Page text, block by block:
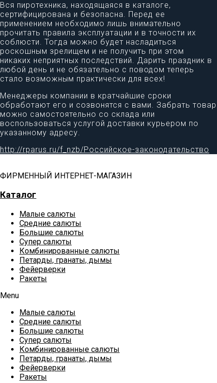
Вся пиротехника, находящаяся в каталоге,
сертифицирована и безопасна. Перед ее
применением необходимо лишь внимательно
прочитать правила эксплуатации и в точности их
соблюсти. Тогда можно будет насладиться
роскошным зрелищем и не получить при этом
никаких неприятных последствий. Дарить праздник в
любой день и не обязательно с поводом теперь
стало возможным практически для всех!
Менеджеры компании в кратчайшие сроки
обработают его и созвонятся с вами. Забрать товар
можно самостоятельно со склада или
воспользоваться услугой доставки курьером по
указанному адресу.
http://rparus.ru/f_nzb/Российское-законодательство
ФИРМЕННЫЙ ИНТЕРНЕТ-МАГАЗИН
Каталог
Малые салюты
Средние салюты
Большие салюты
Супер салюты
Комбинированные салюты
Петарды, гранаты, дымы
Фейерверки
Ракеты
Menu
Малые салюты
Средние салюты
Большие салюты
Супер салюты
Комбинированные салюты
Петарды, гранаты, дымы
Фейерверки
Ракеты